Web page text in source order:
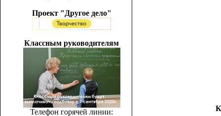
Проект "Другое дело"
Классным руководителям
Телефон горячей линии: